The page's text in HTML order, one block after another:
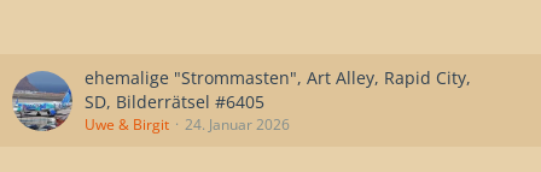
ehemalige "Strommasten", Art Alley, Rapid City,
SD, Bilderrätsel #6405
Uwe & Birgit 24. Januar 2026